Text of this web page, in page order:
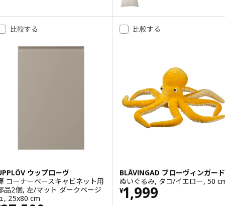
オプション: SVARTPOPPEL ス
オプション: SVARTPOPPEL ス
オプション: SVARTPOPPEL ス
比較する
ウップローヴ
コーナーベースキャビネット用
品2個, 左/マット ダークベージ
, 25x80 cm
比較する
BLÅVINGAD ブローヴィンガード
ぬいぐるみ, タコ/イエロー, 50
¥1,999
価格 ¥ 1999